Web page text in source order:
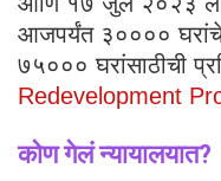
आजपर्यंत ३००००
७५००० घरांसाठीची
Redevelopment
कोण गेलं न्यायालयात?